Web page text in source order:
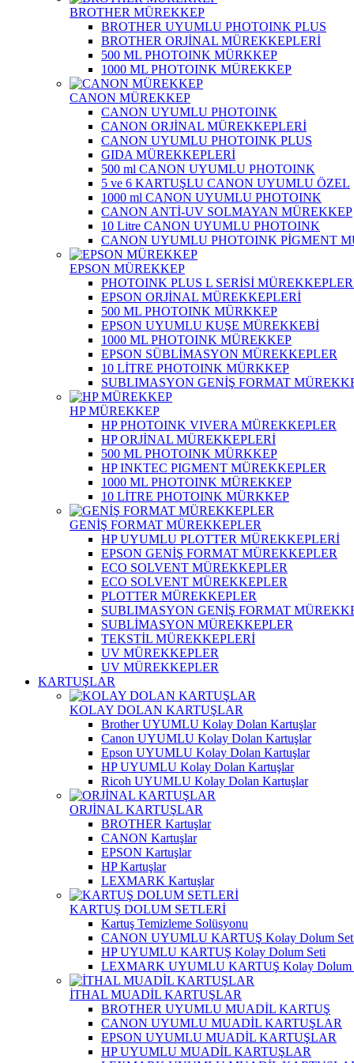
BROTHER MÜREKKEP
BROTHER UYUMLU PHOTOINK PLUS
BROTHER ORJİNAL MÜREKKEPLERİ
500 ML PHOTOINK MÜRKKEP
1000 ML PHOTOINK MÜREKKEP
CANON MÜREKKEP
CANON UYUMLU PHOTOINK
CANON ORJİNAL MÜREKKEPLERİ
CANON UYUMLU PHOTOINK PLUS
GIDA MÜREKKEPLERİ
500 ml CANON UYUMLU PHOTOINK
5 ve 6 KARTUŞLU CANON UYUMLU ÖZEL
1000 ml CANON UYUMLU PHOTOINK
CANON ANTİ-UV SOLMAYAN MÜREKKEP
10 Litre CANON UYUMLU PHOTOINK
CANON UYUMLU PHOTOINK PİGMENT
EPSON MÜREKKEP
PHOTOINK PLUS L SERİSİ
EPSON ORJİNAL MÜREKKEPLERİ
500 ML PHOTOINK MÜRKKEP
EPSON UYUMLU KUŞE MÜREKKEBİ
1000 ML PHOTOINK MÜREKKEP
EPSON SÜBLİMASYON MÜREKKEPLER
10 LİTRE PHOTOINK MÜRKKEP
SUBLIMASYON GENİŞ FORMAT
HP MÜREKKEP
HP PHOTOINK VIVERA MÜREKKEPLER
HP ORJİNAL MÜREKKEPLERİ
500 ML PHOTOINK MÜRKKEP
HP INKTEC PIGMENT MÜREKKEPLER
1000 ML PHOTOINK MÜREKKEP
10 LİTRE PHOTOINK MÜRKKEP
GENİŞ FORMAT MÜREKKEPLER
HP UYUMLU PLOTTER MÜREKKEPLERİ
EPSON GENİŞ FORMAT MÜREKKEPLER
ECO SOLVENT MÜREKKEPLER
ECO SOLVENT MÜREKKEPLER
PLOTTER MÜREKKEPLER
SUBLIMASYON GENİŞ FORMAT
SUBLİMASYON MÜREKKEPLER
TEKSTİL MÜREKKEPLERİ
UV MÜREKKEPLER
UV MÜREKKEPLER
KARTUŞLAR
KOLAY DOLAN KARTUŞLAR
Brother UYUMLU Kolay Dolan Kartuşlar
Canon UYUMLU Kolay Dolan Kartuşlar
Epson UYUMLU Kolay Dolan Kartuşlar
HP UYUMLU Kolay Dolan Kartuşlar
Ricoh UYUMLU Kolay Dolan Kartuşlar
ORJİNAL KARTUŞLAR
BROTHER Kartuşlar
CANON Kartuşlar
EPSON Kartuşlar
HP Kartuşlar
LEXMARK Kartuşlar
KARTUŞ DOLUM SETLERİ
Kartuş Temizleme Solüsyonu
CANON UYUMLU KARTUŞ Kolay Dolum
HP UYUMLU KARTUŞ Kolay Dolum Seti
LEXMARK UYUMLU KARTUŞ Kolay Dolum
İTHAL MUADİL KARTUŞLAR
BROTHER UYUMLU MUADİL KARTUŞ
CANON UYUMLU MUADİL KARTUŞLAR
EPSON UYUMLU MUADİL KARTUŞLAR
HP UYUMLU MUADİL KARTUŞLAR